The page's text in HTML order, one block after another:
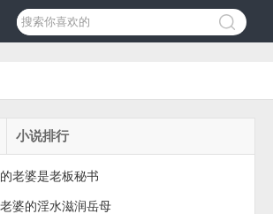
小说排行
老婆是老板秘书
婆的淫水滋润岳母